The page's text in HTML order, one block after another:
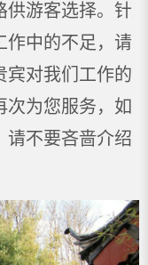
供游客选择。针
作中的不足，请
宾对我们工作的
次为您服务，如
请不要吝啬介绍